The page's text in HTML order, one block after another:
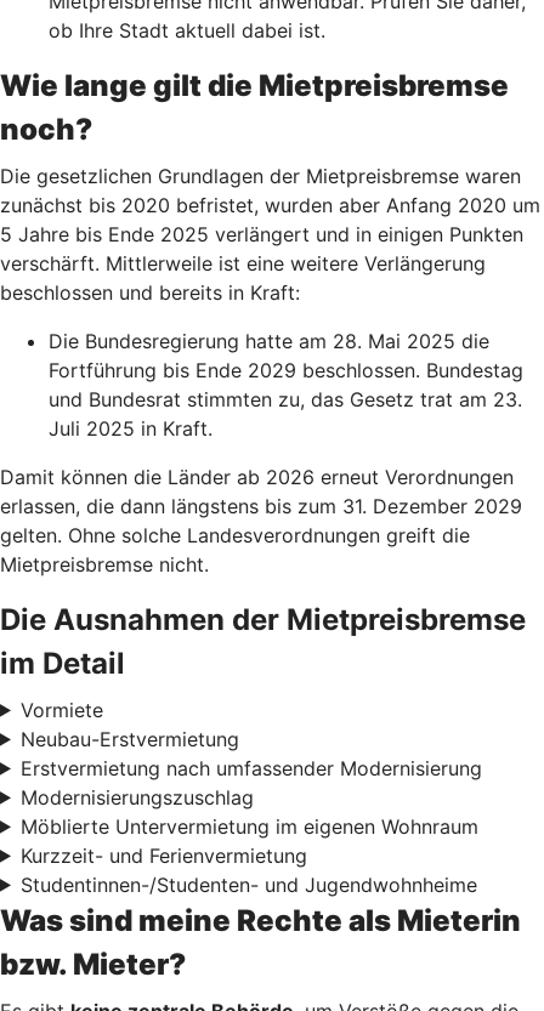
ob Ihre Stadt aktuell dabei ist.
Wie lange gilt die Mietpreisbremse
noch?
Die gesetzlichen Grundlagen der Mietpreisbremse waren
zunächst bis 2020 befristet, wurden aber Anfang 2020 um
5 Jahre bis Ende 2025 verlängert und in einigen Punkten
verschärft. Mittlerweile ist eine weitere Verlängerung
beschlossen und bereits in Kraft:
Die Bundesregierung hatte am 28. Mai 2025 die
Fortführung bis Ende 2029 beschlossen. Bundestag
und Bundesrat stimmten zu, das Gesetz trat am 23.
Juli 2025 in Kraft.
Damit können die Länder ab 2026 erneut Verordnungen
erlassen, die dann längstens bis zum 31. Dezember 2029
gelten. Ohne solche Landesverordnungen greift die
Mietpreisbremse nicht.
Die Ausnahmen der Mietpreisbremse
im Detail
Vormiete
Neubau-Erstvermietung
Erstvermietung nach umfassender Modernisierung
Modernisierungszuschlag
Möblierte Untervermietung im eigenen Wohnraum
Kurzzeit- und Ferienvermietung
Studentinnen-/Studenten- und Jugendwohnheime
Was sind meine Rechte als Mieterin
bzw. Mieter?